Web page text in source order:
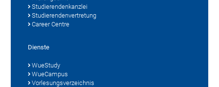
Studierendenkanzlei
Studierendenvertretung
Career Centre
Dienste
WueStudy
WueCampus
Vorlesungsverzeichnis